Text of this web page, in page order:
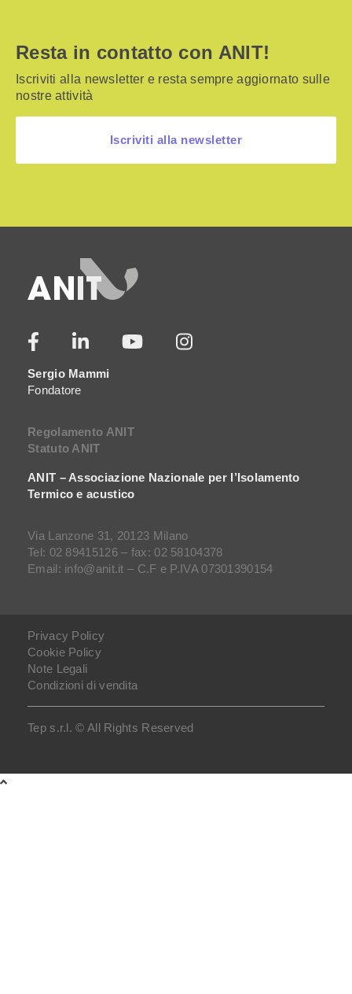
Resta in contatto con ANIT!
Iscriviti alla newsletter e resta sempre aggiornato sulle
nostre attività
Iscriviti alla newsletter
Sergio Mammi
Fondatore
Regolamento ANIT
Statuto ANIT
ANIT – Associazione Nazionale per l’Isolamento
Termico e acustico
Via Lanzone 31, 20123 Milano
Tel: 02 89415126 – fax: 02 58104378
Email: info@anit.it – C.F e P.IVA 07301390154
Tep s.r.l. © All Rights Reserved
Privacy Policy
Cookie Policy
Note Legali
Condizioni di vendita